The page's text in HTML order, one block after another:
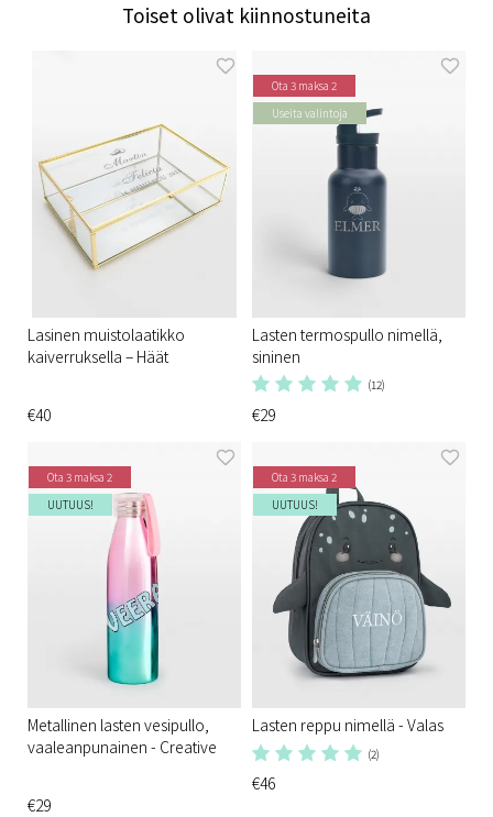
Toiset olivat kiinnostuneita
Lasinen muistolaatikko
kaiverruksella – Häät
€40
Ota 3 maksa 2
Useita valintoja
Lasten termospullo nimellä,
sininen
(12)
€29
Ota 3 maksa 2
UUTUUS!
Metallinen lasten vesipullo,
vaaleanpunainen - Creative
€29
Ota 3 maksa 2
UUTUUS!
Lasten reppu nimellä - Valas
(2)
€46